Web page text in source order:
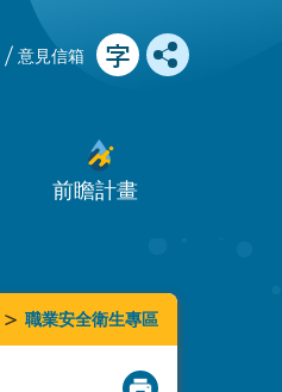
意見信箱
前瞻計畫
職業安全衛生專區
_